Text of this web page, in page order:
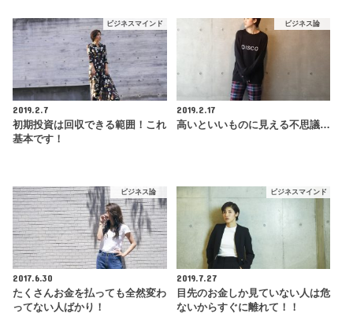
ビジネスマインド
2019.2.7
初期投資は回収できる範囲！これ
基本です！
ビジネス論
2019.2.17
高いといいものに見える不思議…
ビジネス論
2017.6.30
たくさんお金を払っても全然変わ
ってない人ばかり！
ビジネスマインド
2019.7.27
目先のお金しか見ていない人は危
ないからすぐに離れて！！